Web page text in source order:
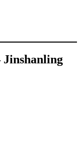
Jinshanling